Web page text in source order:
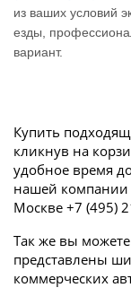
из ваших условий
езды,
вариант.
Купить
кликнув на
удобное время
нашей компании
Москве +7 (495)
Так же вы можете
представлены
коммерческих